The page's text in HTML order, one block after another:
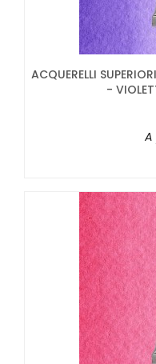
ACQUERELLI
-